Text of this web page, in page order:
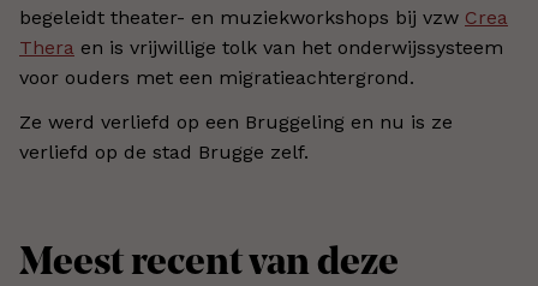
begeleidt theater- en muziekworkshops bij vzw Crea
Thera en is vrijwillige tolk van het onderwijssysteem
voor ouders met een migratieachtergrond.
Ze werd verliefd op een Bruggeling en nu is ze
verliefd op de stad Brugge zelf.
Meest recent van deze